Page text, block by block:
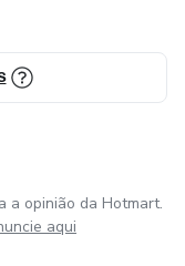
a opinião da Hotmart.
aqui